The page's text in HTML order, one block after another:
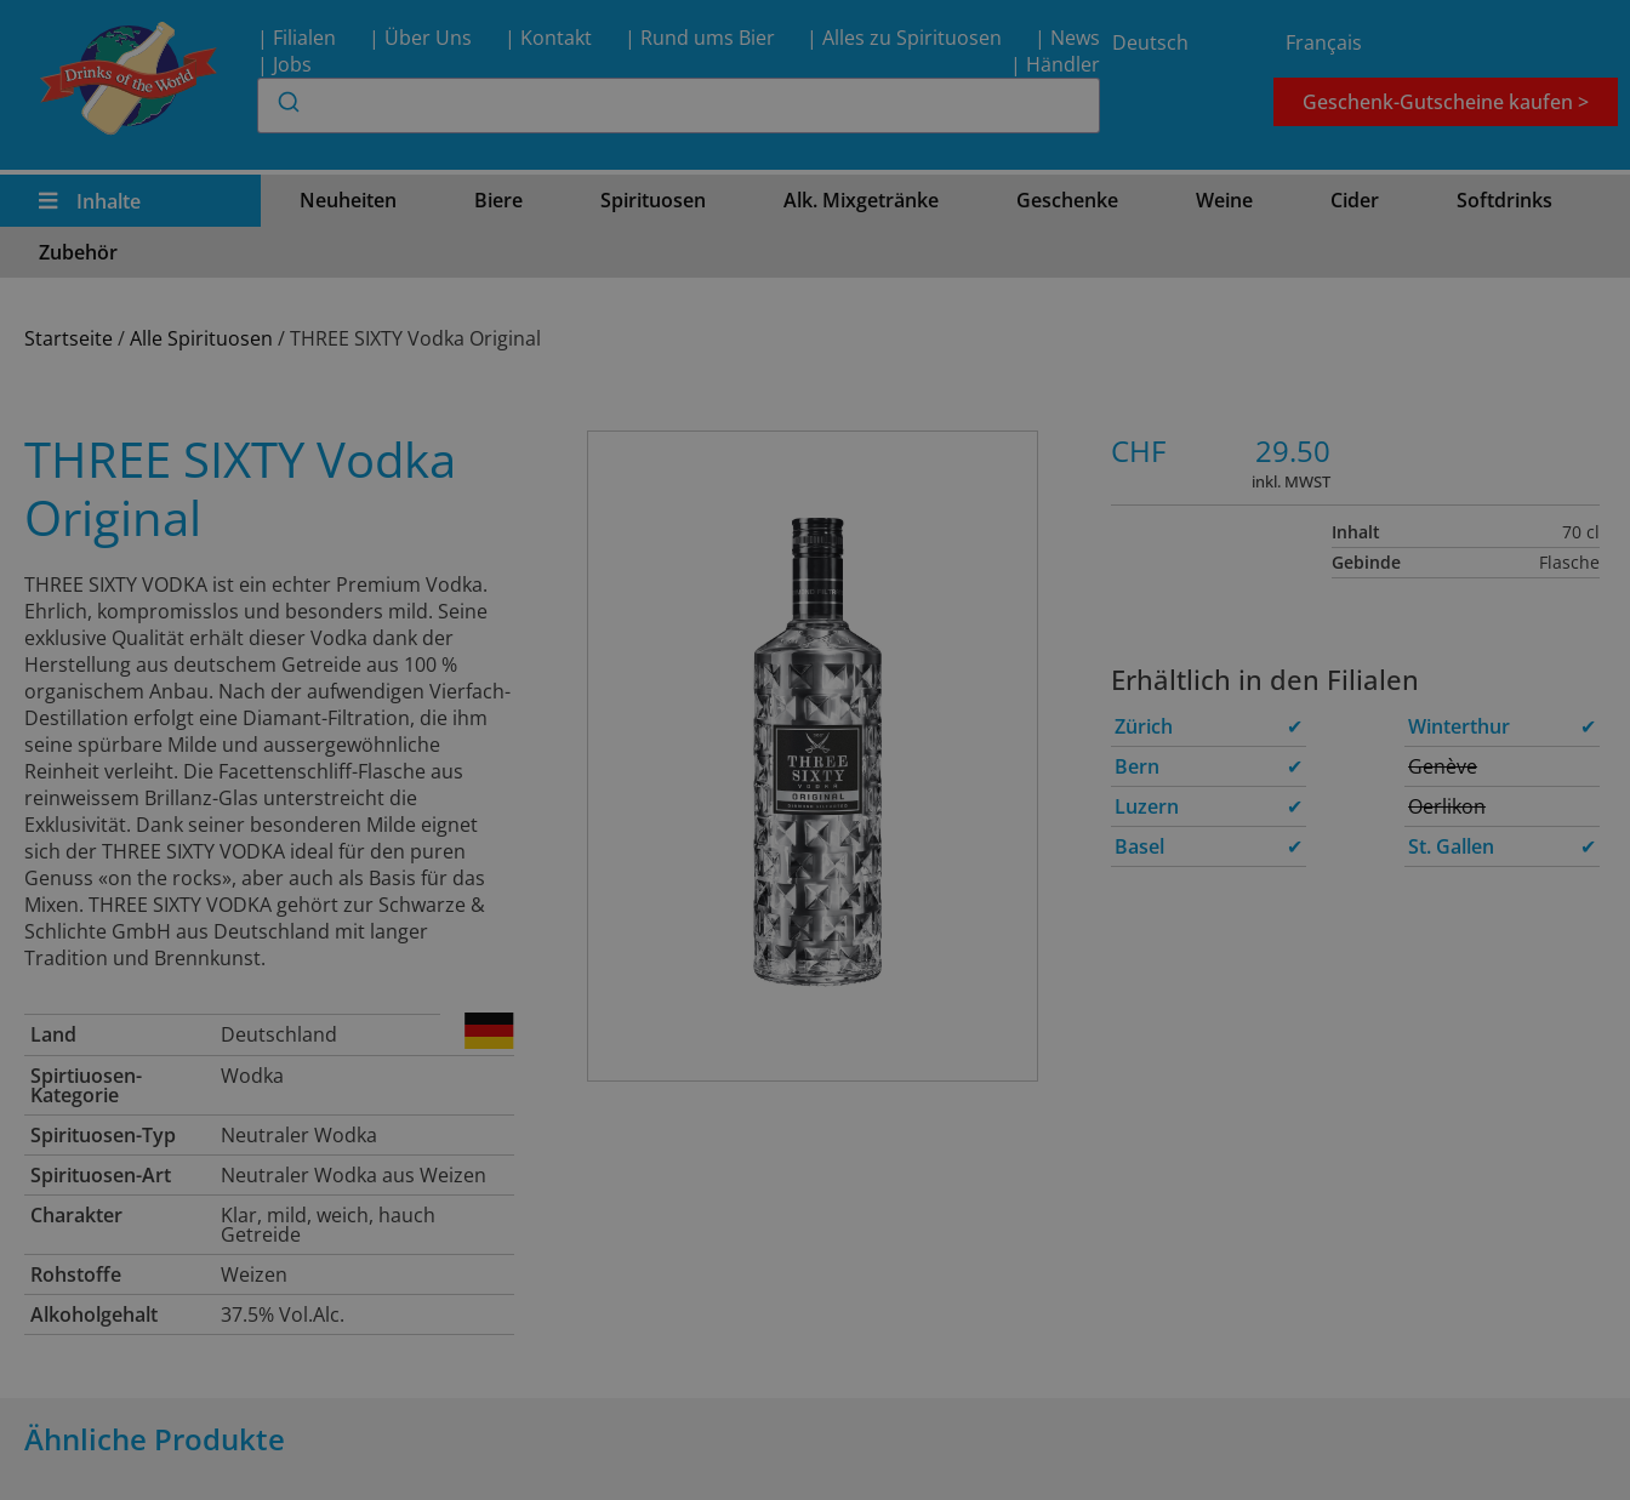
| Filialen | Über Uns | Kontakt | Rund ums Bier | Alles zu Spirituosen
| News
| Jobs
| Händler
Deutsch Français
Geschenk-Gutscheine kaufen >
Inhalte Neuheiten Biere Spirituosen Alk. Mixgetränke Geschenke Weine Cider
Softdrinks
Zubehör
Startseite /Alle Spirituosen / THREE SIXTY Vodka Original
THREE SIXTY Vodka
Original
THREE SIXTY VODKA ist ein echter Premium Vodka.
Ehrlich, kompromisslos und besonders mild. Seine
exklusive Qualität erhält dieser Vodka dank der
Herstellung aus deutschem Getreide aus 100 %
organischem Anbau. Nach der aufwendigen Vierfach-
Destillation erfolgt eine Diamant-Filtration, die ihm
seine spürbare Milde und aussergewöhnliche
Reinheit verleiht. Die Facettenschliff-Flasche aus
reinweissem Brillanz-Glas unterstreicht die
Exklusivität. Dank seiner besonderen Milde eignet
sich der THREE SIXTY VODKA ideal für den puren
Genuss «on the rocks», aber auch als Basis für das
Mixen. THREE SIXTY VODKA gehört zur Schwarze &
Schlichte GmbH aus Deutschland mit langer
Tradition und Brennkunst.
Land
Deutschland
Spirtiuosen-
Kategorie
Wodka
Spirituosen-Typ
Neutraler Wodka
Spirituosen-Art
Neutraler Wodka aus Weizen
Charakter
Klar, mild, weich, hauch
Getreide
Rohstoffe
Weizen
Alkoholgehalt
37.5% Vol.Alc.
CHF 29.50
inkl. MWST
Inhalt
70 cl
Gebinde
Flasche
Erhältlich in den Filialen
Zürich
✔
Bern
✔
Luzern
✔
Basel
✔
Winterthur
✔
Genève
Oerlikon
St. Gallen
✔
Ähnliche Produkte